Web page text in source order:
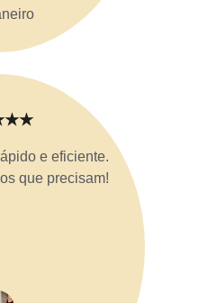
e eficiente.
que precisam!